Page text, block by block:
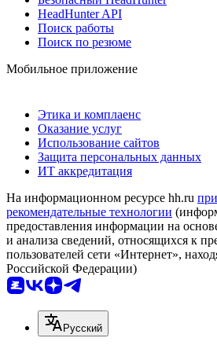
HeadHunter API
Поиск работы
Поиск по резюме
Мобильное приложение
Этика и комплаенс
Оказание услуг
Использование сайтов
Защита персональных данных
ИТ аккредитация
На информационном ресурсе hh.ru
рекомендательные технологии
предоставления информации на
и анализа сведений, относящихся к
пользователей сети «Интернет»,
Российской Федерации)
Русский